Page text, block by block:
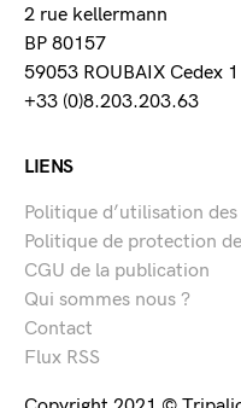
2 rue kellermann
BP 80157
59053 ROUBAIX Cedex 1
+33 (0)8.203.203.63
LIENS
Politique d’utilisation
Politique de protection
CGU de la publication
Qui sommes nous ?
Contact
Flux RSS